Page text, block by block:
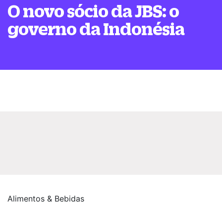
O novo sócio da JBS: o
governo da Indonésia
Alimentos & Bebidas